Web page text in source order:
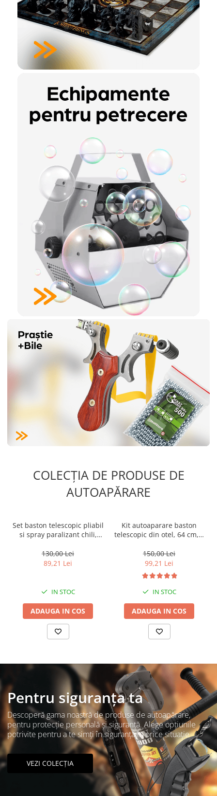
COLECȚIA DE PRODUSE DE
AUTOAPĂRARE
Set baston telescopic pliabil
si spray paralizant chili,
maner antiderapant,
argintiu
130,00 Lei
89,21 Lei
IN STOC
ADAUGA IN COS
Kit autoaparare baston
telescopic din otel, 64 cm, 4
paralizant Nato
150,00 Lei
99,21 Lei
IN STOC
ADAUGA IN COS
Pentru siguranța ta
Descoperă gama noastră de produse de autoapărare,
pentru protecție personală și siguranță. Alege opțiunile
potrivite pentru a te simți în siguranță în orice situație
VEZI COLECȚIA